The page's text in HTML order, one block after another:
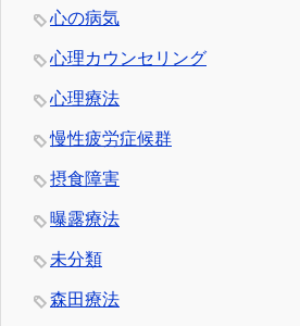
心の病気
心理カウンセリング
心理療法
慢性疲労症候群
摂食障害
曝露療法
未分類
森田療法